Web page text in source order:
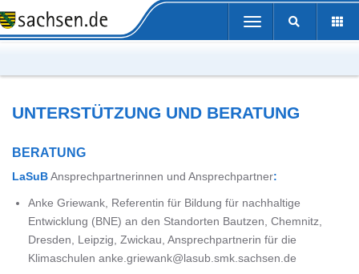
Portalübergreifende
Navigation
Toggle
navigation
UNTERSTÜTZUNG UND BERATUNG
BERATUNG
LaSuBAnsprechpartnerinnen und Ansprechpartner:
Anke Griewank, Referentin für Bildung für nachhaltige
Entwicklung (BNE) an den Standorten Bautzen, Chemnitz,
Dresden, Leipzig, Zwickau, Ansprechpartnerin für die
Klimaschulen anke.griewank@lasub.smk.sachsen.de